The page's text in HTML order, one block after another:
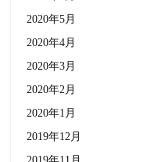
2020年5月
2020年4月
2020年3月
2020年2月
2020年1月
2019年12月